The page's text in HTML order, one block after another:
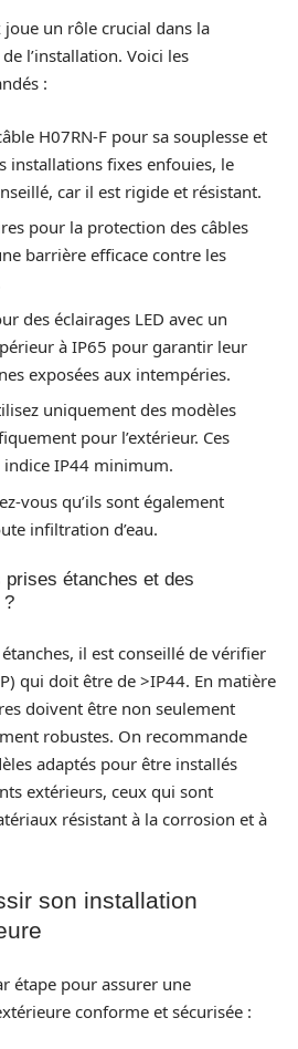
un rôle crucial dans la
l’installation. Voici les
:
H07RN-F pour sa souplesse et
installations fixes enfouies, le
car il est rigide et résistant.
pour la protection des câbles
barrière efficace contre les
des éclairages LED avec un
à IP65 pour garantir leur
exposées aux intempéries.
uniquement des modèles
pour l’extérieur. Ces
IP44 minimum.
vous qu’ils sont également
infiltration d’eau.
étanches et des
?
il est conseillé de vérifier
qui doit être de >IP44. En matière
doivent être non seulement
robustes. On recommande
adaptés pour être installés
extérieurs, ceux qui sont
résistant à la corrosion et à
son installation
étape pour assurer une
conforme et sécurisée :